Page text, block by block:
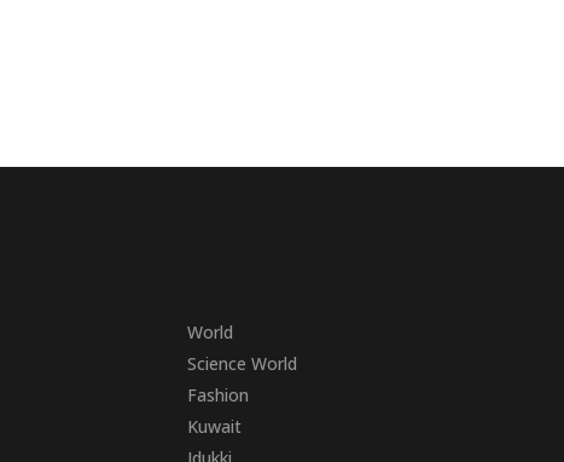
World
Science World
Fashion
Kuwait